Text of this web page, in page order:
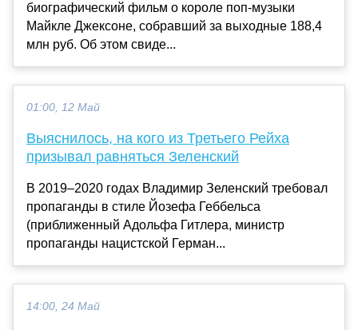
биографический фильм о короле поп-музыки
Майкле Джексоне, собравший за выходные 188,4
млн руб. Об этом свиде...
01:00, 12 Май
Выяснилось, на кого из Третьего Рейха
призывал равняться Зеленский
В 2019–2020 годах Владимир Зеленский требовал
пропаганды в стиле Йозефа Геббельса
(приближенный Адольфа Гитлера, министр
пропаганды нацистской Герман...
14:00, 24 Май